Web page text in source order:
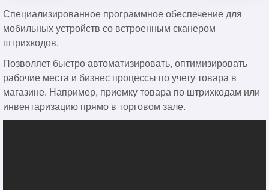
Специализированное программное обеспечение для
мобильных устройств со встроенным сканером
штрихкодов.
Позволяет быстро автоматизировать, оптимизировать
рабочие места и бизнес процессы по учету товара в
магазине. Например, приемку товара по штрихкодам или
инвентаризацию прямо в торговом зале.